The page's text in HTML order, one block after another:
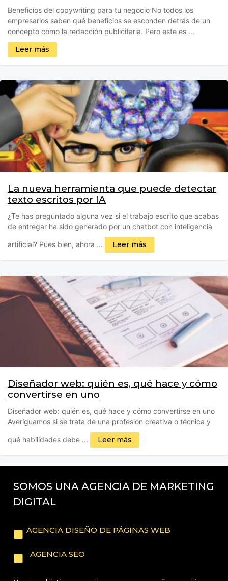
Beneficios del copywriting para tu negocio No todos los
empresarios saben qué beneficios se esconden detrás de un
concepto como la redacción publicitaria. Pero este es ...
Leer más
La nueva herramienta que puede detectar
texto escritos por IA
¿Te has preguntado alguna vez si el trabajo escrito que acabas
de entregar ha sido generado por un chatbot con inteligencia
artificial? Pues bien, ahora ... Leer más
Diseñador web: quién es, qué hace y cómo
convertirse en uno
Diseñador web: quién es, qué hace y cómo convertirse en uno
Averiguamos si se trata de una profesión creativa o técnica y
qué habilidades debe ... Leer más
SOMOS UNA AGENCIA DE MARKETING
DIGITAL
AGENCIA DISEÑO DE PÁGINAS WEB
AGENCIA SEO